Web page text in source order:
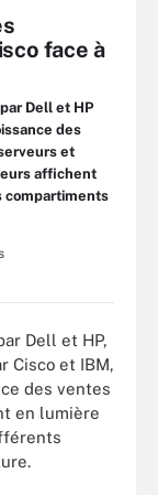
face à
Dell et HP
des
et
affichent
compartiments
Dell et HP,
Cisco et IBM,
des ventes
en lumière